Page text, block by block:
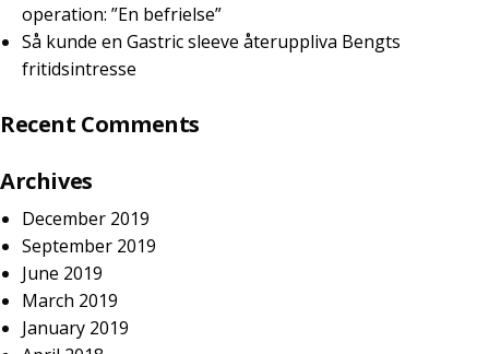
operation: ”En befrielse”
Så kunde en Gastric sleeve återuppliva Bengts
fritidsintresse
Recent Comments
Archives
December 2019
September 2019
June 2019
March 2019
January 2019